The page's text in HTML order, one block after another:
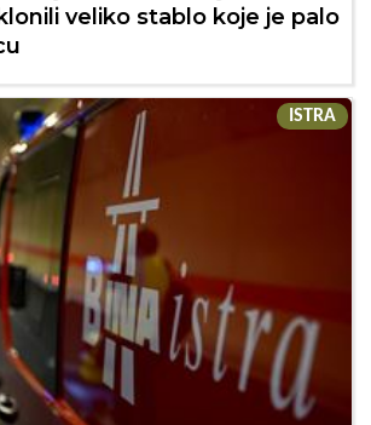
veliko stablo koje je palo
ISTRA